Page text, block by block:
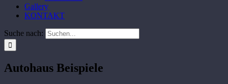
Gallery
KONTAKT
Suche nach:
Autohaus Beispiele